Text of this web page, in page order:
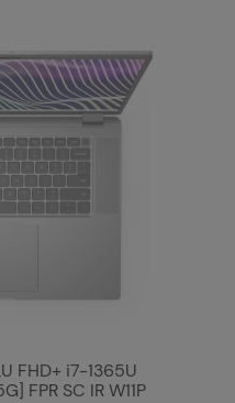
FHD+ i7-1365U
FPR SC IR W11P